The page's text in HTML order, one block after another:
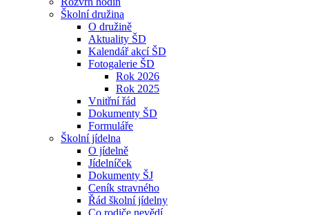
Školní družina
O družině
Aktuality ŠD
Kalendář akcí ŠD
Fotogalerie ŠD
Rok 2026
Rok 2025
Vnitřní řád
Dokumenty ŠD
Formuláře
Školní jídelna
O jídelně
Jídelníček
Dokumenty ŠJ
Ceník stravného
Řád školní jídelny
Co rodiče nevědí